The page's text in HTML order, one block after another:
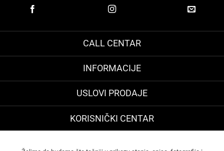
CALL CENTAR
INFORMACIJE
USLOVI PRODAJE
KORISNIČKI CENTAR